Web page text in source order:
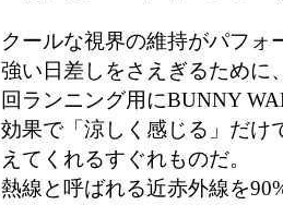
クールな視界の維持がパフォ
強い日差しをさえぎるために
回ランニング用にBUNNY
効果で「涼しく感じる」だけ
えてくれるすぐれものだ。
熱線と呼ばれる近赤外線を